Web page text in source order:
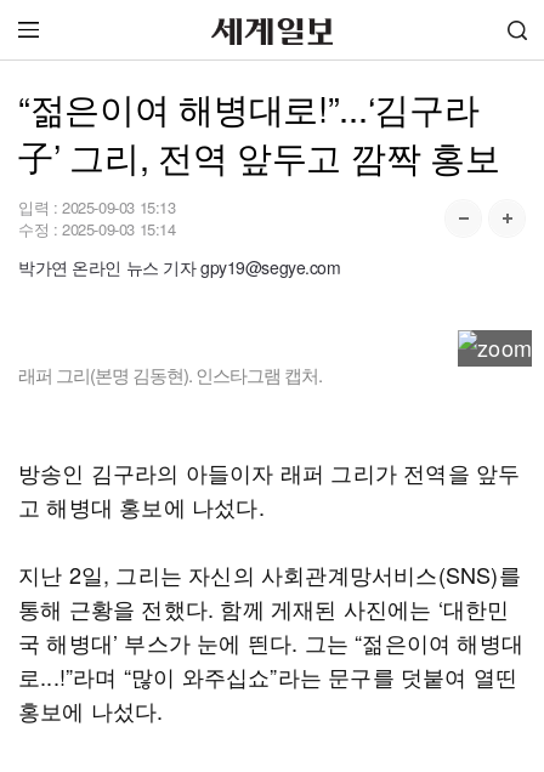
“젊은이여 해병대로!”...‘김구라
子’ 그리, 전역 앞두고 깜짝 홍보
입력 : 2025-09-03 15:13
수정 : 2025-09-03 15:14
박가연 온라인 뉴스 기자 gpy19@segye.com
래퍼 그리(본명 김동현). 인스타그램 캡처.
방송인 김구라의 아들이자 래퍼 그리가 전역을 앞두
고 해병대 홍보에 나섰다.
지난 2일, 그리는 자신의 사회관계망서비스(SNS)를
통해 근황을 전했다. 함께 게재된 사진에는 ‘대한민
국 해병대’ 부스가 눈에 띈다. 그는 “젊은이여 해병대
로...!”라며 “많이 와주십쇼”라는 문구를 덧붙여 열띤
홍보에 나섰다.